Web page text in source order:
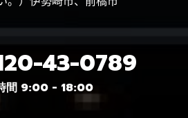
43-0789
間 9:00 - 18:00